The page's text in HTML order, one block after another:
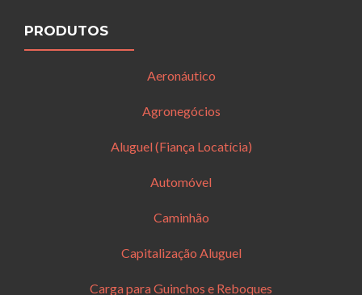
PRODUTOS
Aeronáutico
Agronegócios
Aluguel (Fiança Locatícia)
Automóvel
Caminhão
Capitalização Aluguel
Carga para Guinchos e Reboques